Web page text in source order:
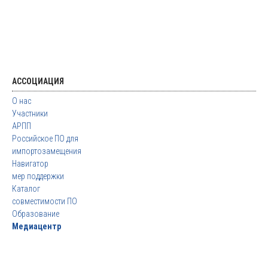
АССОЦИАЦИЯ
О нас
Участники
АРПП
Российское ПО для
импортозамещения
Навигатор
мер поддержки
Каталог
совместимости ПО
Образование
Медиацентр